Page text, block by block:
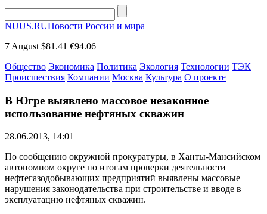
NUUS.RUНовости России и мира
7 August $81.41 €94.06
Общество Экономика Политика Экология Технологии ТЭК
Происшествия Компании Москва Культура О проекте
В Югре выявлено массовое незаконное
использование нефтяных скважин
28.06.2013, 14:01
По сообщению окружной прокуратуры, в Ханты-Мансийском
автономном округе по итогам проверки деятельности
нефтегазодобывающих предприятий выявлены массовые
нарушения законодательства при строительстве и вводе в
эксплуатацию нефтяных скважин.